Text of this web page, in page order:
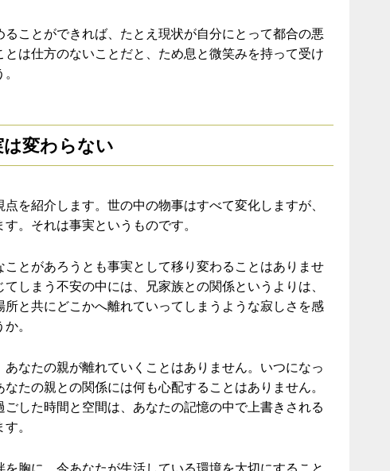
ることができれば、たとえ現状が自分にとって都合の悪
は仕方のないことだと、ため息と微笑みを持って受け
変わらない
を紹介します。世の中の物事はすべて変化しますが、
。それは事実というものです。
ことがあろうとも事実として移り変わることはありませ
しまう不安の中には、兄家族との関係というよりは、
と共にどこかへ離れていってしまうような寂しさを感
。
なたの親が離れていくことはありません。いつになっ
たの親との関係には何も心配することはありません。
した時間と空間は、あなたの記憶の中で上書きされる
。
を胸に、今あなたが生活している環境を大切にすること